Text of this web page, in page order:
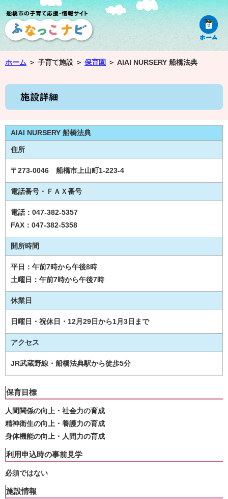
ホーム ＞ 子育て施設 ＞ 保育園 ＞ AIAI NURSERY 船橋法典
AIAI NURSERY 船橋法典
住所
〒273-0046 船橋市上山町1-223-4
電話番号・ＦＡＸ番号
電話：047-382-5357
FAX：047-382-5358
開所時間
平日：午前7時から午後8時
土曜日：午前7時から午後7時
休業日
日曜日・祝休日・12月29日から1月3日まで
アクセス
JR武蔵野線・船橋法典駅から徒歩5分
保育目標
人間関係の向上・社会力の育成
精神衛生の向上・養護力の育成
身体機能の向上・人間力の育成
利用申込時の事前見学
必須ではない
施設情報